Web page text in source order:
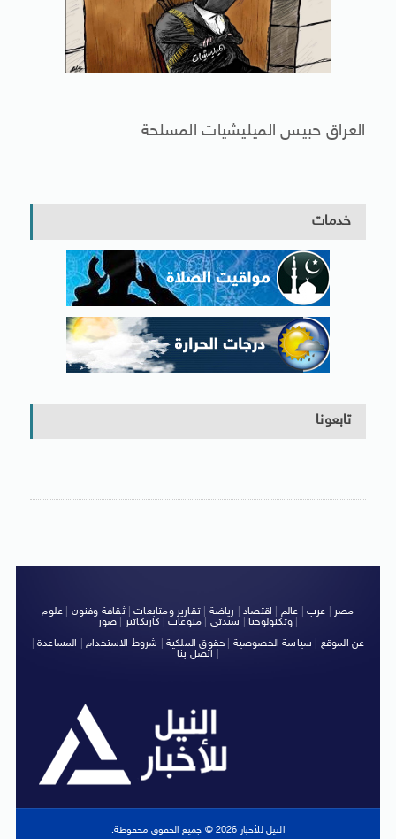
العراق حبيس الميليشيات المسلحة
خدمات
تابعونا
مصر عرب عالم اقتصاد رياضة |تقارير ومتابعات|ثقافة وفنون
علوم
وتكنولوجيا| سيدتى منوعات كاريكاتير صور
|
عن الموقع
سياسة الخصوصية حقوق الملكية شروط الاستخدام| المساعدة|
اتصل بنا
النيل للأخبار 2026 © جميع الحقوق محفوظة.